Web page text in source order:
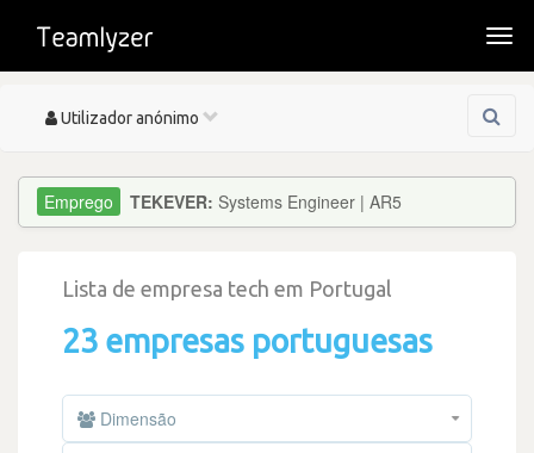
Toggle
Utilizador anónimo
TEKEVER: Systems Engineer | AR5
Lista de empresa tech em Portugal
23 empresas portuguesas
Dimensão